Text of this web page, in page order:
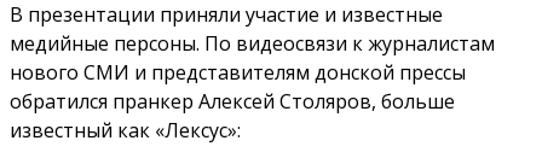
В презентации приняли участие и известные
медийные персоны. По видеосвязи к журналистам
нового СМИ и представителям донской прессы
обратился пранкер Алексей Столяров, больше
известный как «Лексус»: